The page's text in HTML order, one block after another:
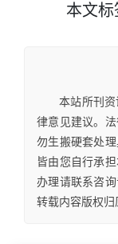
本文标
本站所刊
律意见建议。
勿生搬硬套处
皆由您自行承
办理请联系咨
转载内容版权归